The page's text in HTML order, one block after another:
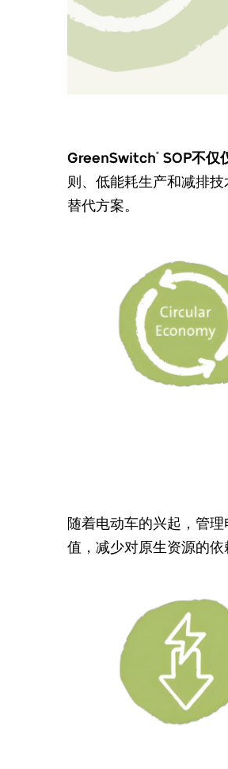
GreenSwitch® SOP不仅
则、低能耗生产和减排
替代方案。
随着电动车的兴起，管
值，减少对原生资源的依